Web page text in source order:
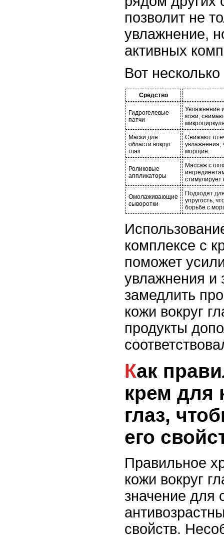
позволит не
увлажнение,
активных
Вот
Средство
Гидрогелевые
патчи
Увлажнение
кожи,
Маски для
области вокруг
глаз
Снижают
увлажнения,
морщин.
Роликовые
аппликаторы
Массаж с
Омолаживающие
сыворотки
Подходят
упругость,
борьбе с
комплексе с
поможет
увлажнения и
замедлить
кожи вокруг
продукты
Как правильно хранить
крем для
глаз,
его
Правильное
кожи вокруг
значение для
свойств.